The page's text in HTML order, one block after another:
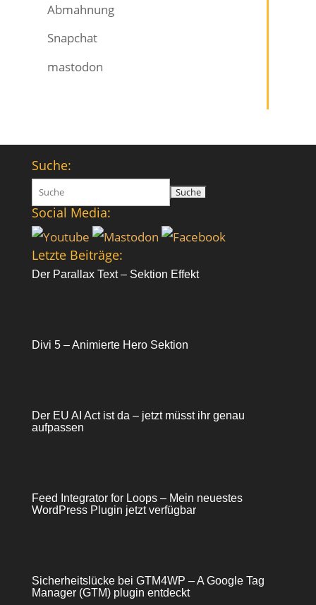
Abmahnung
Snapchat
mastodon
Suche:
Suchen
nach:
Social Media:
Letzte Beiträge:
Der Parallax Text – Sektion Effekt
Divi 5 – Animierte Hero Sektion
Der EU AI Act ist da – jetzt müsst ihr genau
aufpassen
Feed Integrator for Loops – Mein neuestes
WordPress Plugin jetzt verfügbar
Sicherheitslücke bei GTM4WP – A Google Tag
Manager (GTM) plugin entdeckt